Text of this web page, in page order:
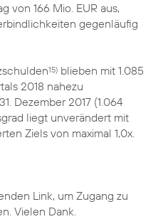
von 166 Mio. EUR aus,
gegenläufig
15) blieben mit 1.085
2018 nahezu
Dezember 2017 (1.064
liegt unverändert mit
Ziels von maximal 1,0x.
Link, um Zugang zu
Vielen Dank.